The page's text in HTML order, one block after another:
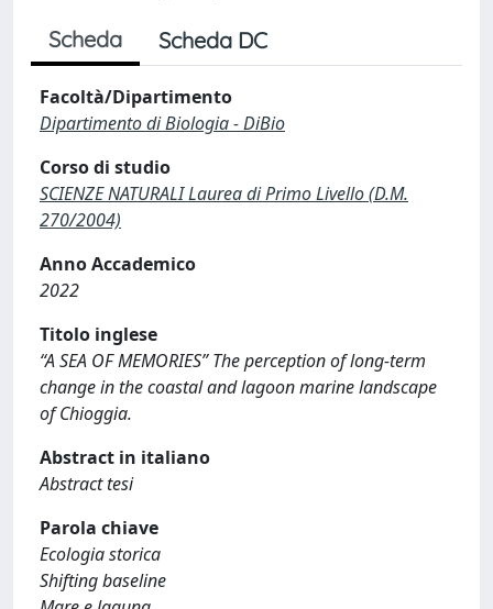
Scheda Scheda DC
Facoltà/Dipartimento
Dipartimento di Biologia - DiBio
Corso di studio
SCIENZE NATURALI Laurea di Primo Livello (D.M.
270/2004)
Anno Accademico
2022
Titolo inglese
“A SEA OF MEMORIES” The perception of long-term
change in the coastal and lagoon marine landscape
of Chioggia.
Abstract in italiano
Abstract tesi
Parola chiave
Ecologia storica
Shifting baseline